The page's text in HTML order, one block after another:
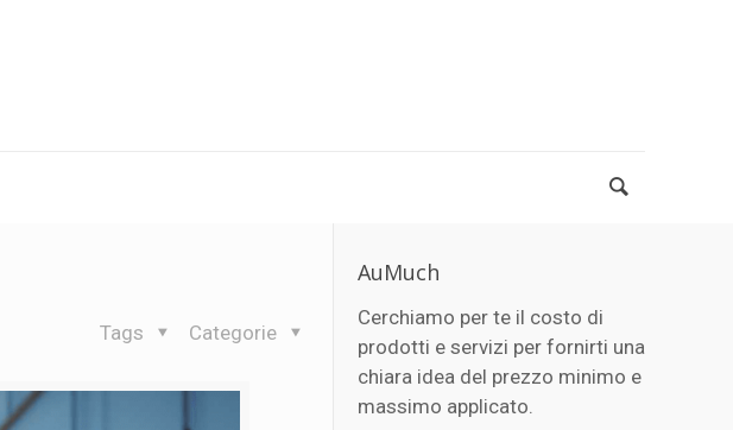
Categorie
Tags
AuMuch
Cerchiamo per te il costo di
prodotti e servizi per fornirti una
chiara idea del prezzo minimo e
massimo applicato.